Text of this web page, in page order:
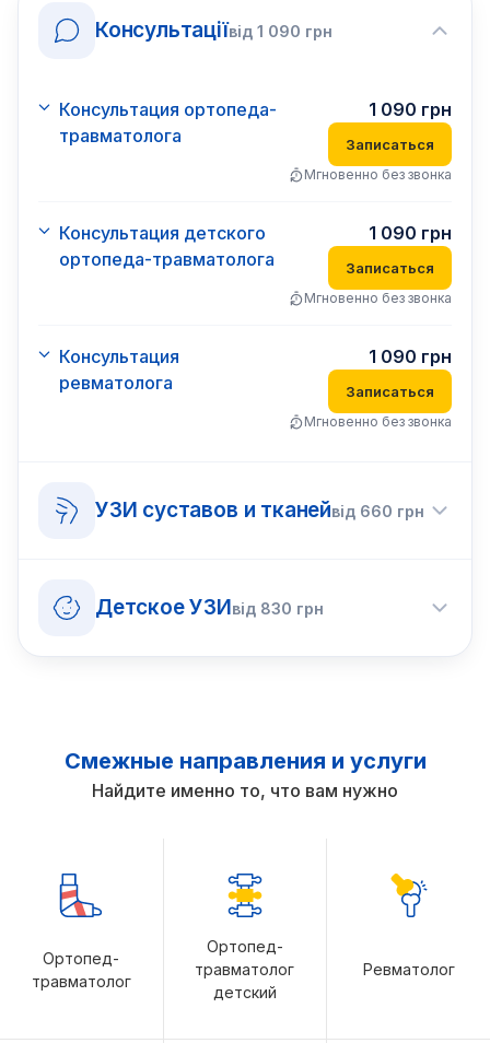
Консультаціївід 1 090 грн
Консультация ортопеда-
травматолога
1 090 грн
Записаться
Мгновенно без звонка
Консультация детского
ортопеда-травматолога
1 090 грн
Записаться
Мгновенно без звонка
Консультация
ревматолога
1 090 грн
Записаться
Мгновенно без звонка
УЗИ суставов и тканейвід 660 грн
Детское УЗИвід 830 грн
Смежные направления и услуги
Найдите именно то, что вам нужно
Ортопед-
травматолог
Ортопед-
травматолог
детский
Ревматолог